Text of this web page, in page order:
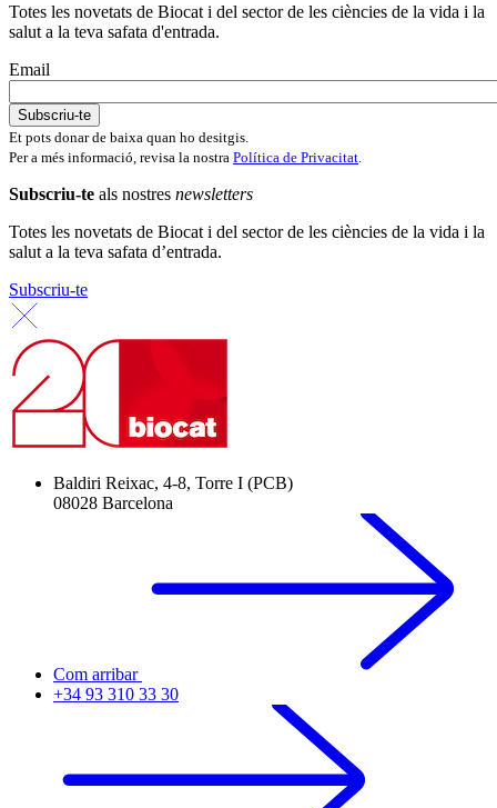
Totes les novetats de Biocat i del sector de les ciències de la vida i la
salut a la teva safata d'entrada.
Email
Et pots donar de baixa quan ho desitgis.
Per a més informació, revisa la nostra Política de Privacitat
Subscriu-te als nostres newsletters
Totes les novetats de Biocat i del sector de les ciències de la vida i la
salut a la teva safata d’entrada.
Subscriu-te
Baldiri Reixac, 4-8, Torre I (PCB)
08028 Barcelona
Com arribar
+34 93 310 33 30